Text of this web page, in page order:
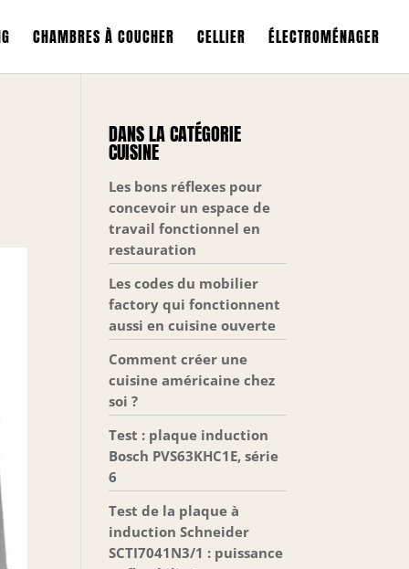
CHAMBRES À COUCHER CELLIER ÉLECTROMÉNAGER
DANS LA CATÉGORIE
CUISINE
Les bons réflexes pour
concevoir un espace de
travail fonctionnel en
restauration
Les codes du mobilier
factory qui fonctionnent
aussi en cuisine ouverte
Comment créer une
cuisine américaine chez
soi ?
Test : plaque induction
Bosch PVS63KHC1E, série
6
Test de la plaque à
induction Schneider
SCTI7041N3/1 : puissance